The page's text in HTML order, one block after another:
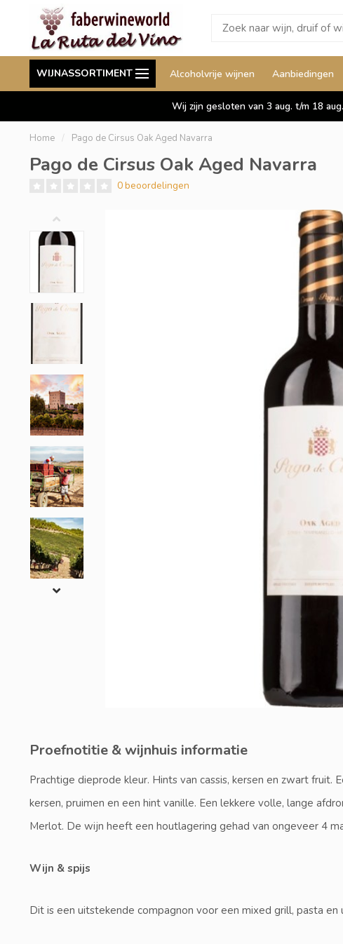
WIJNASSORTIMENT Alcoholvrije wijnen Aanbiedingen
Wij leveren ook aan België
Duitsland en Luxemburg
Staffelkorting tot wel 10%
Wij zijn gesloten van 3 aug. t/m 18
Home / Pago de Cirsus Oak Aged Navarra
Pago de Cirsus Oak Aged Navarra
0 beoordelingen
Proefnotitie & wijnhuis informatie
Prachtige dieprode kleur. Hints van cassis, kersen en zwart fruit.
kersen, pruimen en een hint vanille. Een lekkere volle, lange
Merlot. De wijn heeft een houtlagering gehad van ongeveer 4
Wijn & spijs
Dit is een uitstekende compagnon voor een mixed grill, pasta